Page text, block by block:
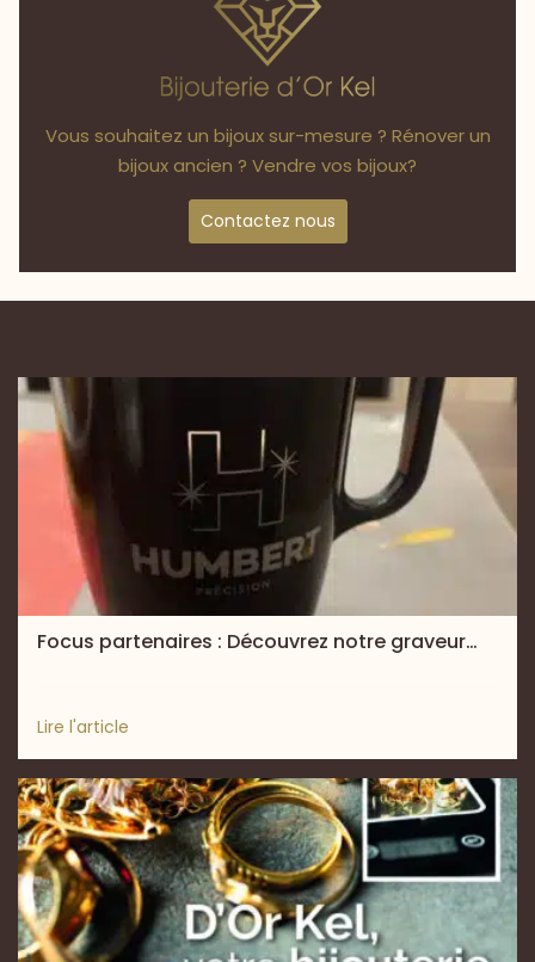
Vous souhaitez un bijoux sur-mesure ? Rénover un
bijoux ancien ? Vendre vos bijoux?
Contactez nous
Focus partenaires : Découvrez notre graveur…
Lire l'article